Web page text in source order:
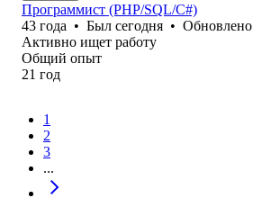
Программист (PHP/SQL/C#)
43 года • Был сегодня • Обновлено
Активно ищет работу
Общий опыт
21 год
1
2
3
...